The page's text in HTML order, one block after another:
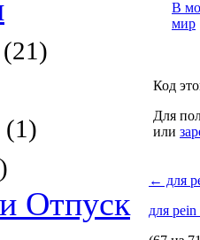
(21)
(1)
Отпуск
В
мир
Код
Для
или
← для
для pein